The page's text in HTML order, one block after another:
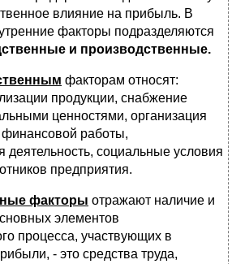
влияние на прибыль. В
факторы подразделяются
и производственные.
факторам относят:
продукции, снабжение
ценностями, организация
финансовой работы,
деятельность, социальные условия
предприятия.
факторы отражают наличие и
элементов
процесса, участвующих в
- это средства труда,